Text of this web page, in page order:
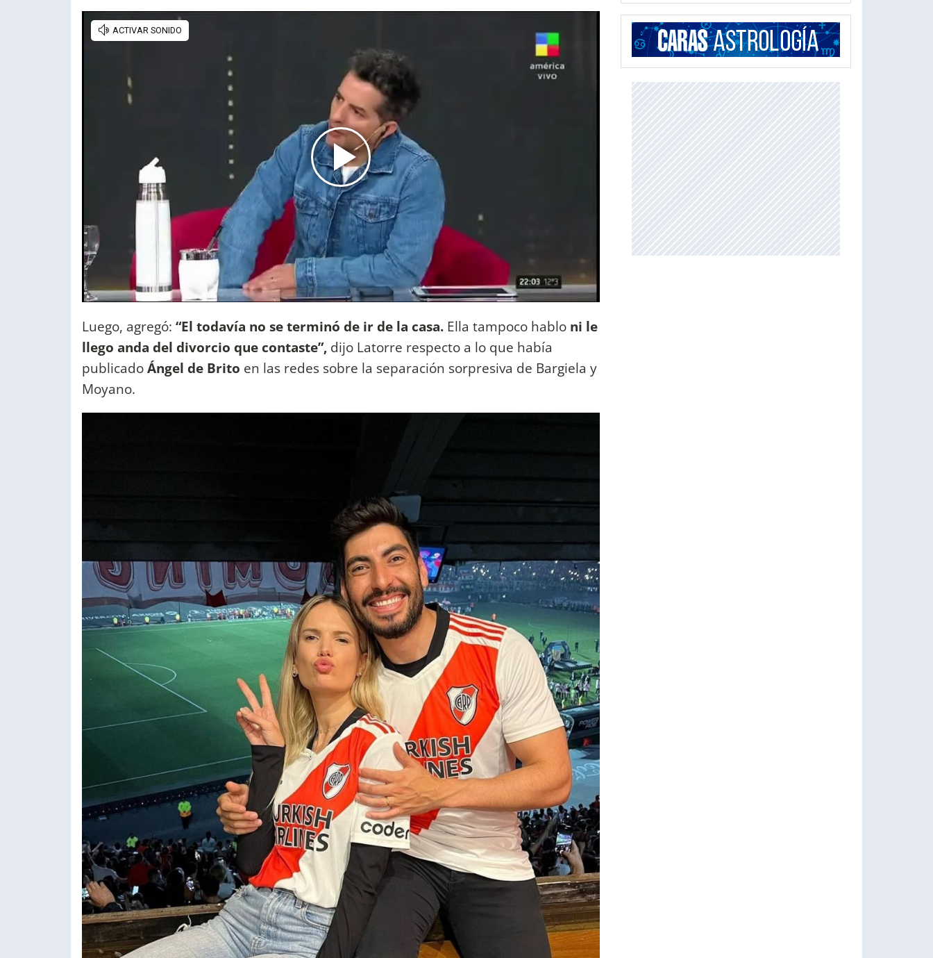
Luego, agregó: “El todavía no se terminó de ir de la casa. Ella tampoco hablo ni le
llego anda del divorcio que contaste”, dijo Latorre respecto a lo que había
publicadoÁngel de Brito en las redes sobre la separación sorpresiva de Bargiela y
Moyano.